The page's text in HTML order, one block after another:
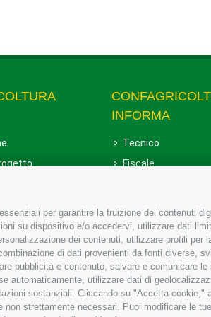
per garantire la fruizione dei contenuti
su dispositivo e/o accedervi, utilizzare dati
dei contenuti, utilizzare profili
di dati provenienti da fonti diverse,
pubblicità e contenuto, salvare e comunicare
utilizzare dati di
sostanziali. Cliccando su "Accetta
strettamente necessari. Puoi modificare le
provinciale
Confagricoltura
srl
INFORMA
Tecnico
Fiscale
Associazione